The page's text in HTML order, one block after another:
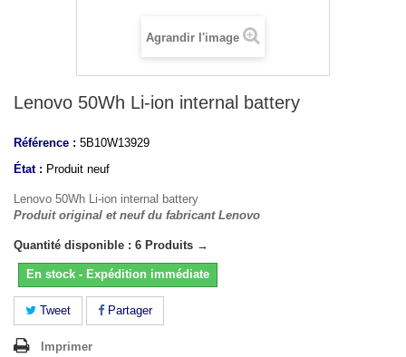
Agrandir l'image
Lenovo 50Wh Li-ion internal battery
Référence : 5B10W13929
État : Produit neuf
Lenovo 50Wh Li-ion internal battery
Produit original et neuf du fabricant Lenovo
Quantité disponible : 6 Produits →
En stock - Expédition immédiate
Tweet Partager
Imprimer